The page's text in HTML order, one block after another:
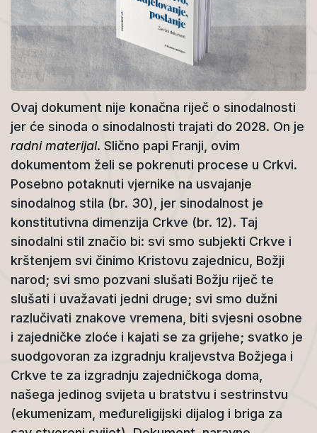
Ovaj dokument nije konačna riječ o sinodalnosti
jer će sinoda o sinodalnosti trajati do 2028. On je
radni materijal. Slično papi Franji, ovim
dokumentom želi se pokrenuti procese u Crkvi.
Posebno potaknuti vjernike na usvajanje
sinodalnog stila (br. 30), jer sinodalnost je
konstitutivna dimenzija Crkve (br. 12). Taj
sinodalni stil značio bi: svi smo subjekti Crkve i
krštenjem svi činimo Kristovu zajednicu, Božji
narod; svi smo pozvani slušati Božju riječ te
slušati i uvažavati jedni druge; svi smo dužni
razlučivati znakove vremena, biti svjesni osobne
i zajedničke zloće i kajati se za grijehe; svatko je
suodgovoran za izgradnju kraljevstva Božjega i
Crkve te za izgradnju zajedničkoga doma,
našega jedinog svijeta u bratstvu i sestrinstvu
(ekumenizam, međureligijski dijalog i briga za